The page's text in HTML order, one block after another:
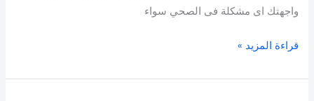
واجهتك اى مشكلة فى الصحي سواء
قراءة المزيد »